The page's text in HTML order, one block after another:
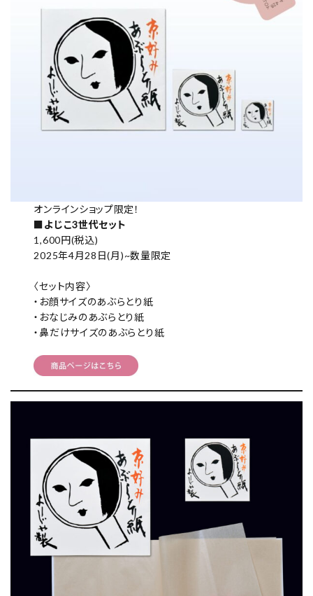
オンラインショップ限定！
■よじこ3世代セット
1,600円(税込)
2025年4月28日(月)~数量限定
〈セット内容〉
・お顔サイズのあぶらとり紙
・おなじみのあぶらとり紙
・鼻だけサイズのあぶらとり紙